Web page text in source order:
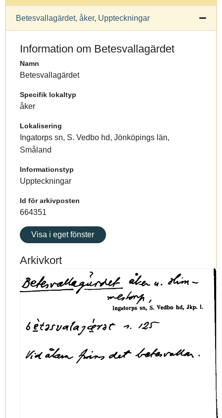
Betesvallagärdet, åker, Uppteckningar
Information om Betesvallagärdet
Namn
Betesvallagärdet
Specifik lokaltyp
åker
Lokalisering
Ingatorps sn, S. Vedbo hd, Jönköpings län,
Småland
Informationstyp
Uppteckningar
Id för arkivposten
664351
Visa i eget fönster
Arkivkort